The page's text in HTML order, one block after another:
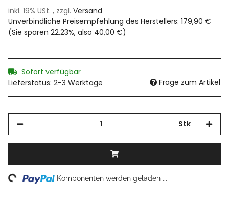
inkl. 19% USt. , zzgl. Versand
Unverbindliche Preisempfehlung des Herstellers: 179,90 €
(Sie sparen 22.23%, also 40,00 €)
Sofort verfügbar
Lieferstatus: 2-3 Werktage
Frage zum Artikel
Stk
Loading... Komponenten werden geladen ...